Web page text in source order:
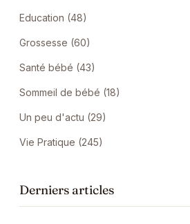
Education (48)
Grossesse (60)
Santé bébé (43)
Sommeil de bébé (18)
Un peu d'actu (29)
Vie Pratique (245)
Derniers articles